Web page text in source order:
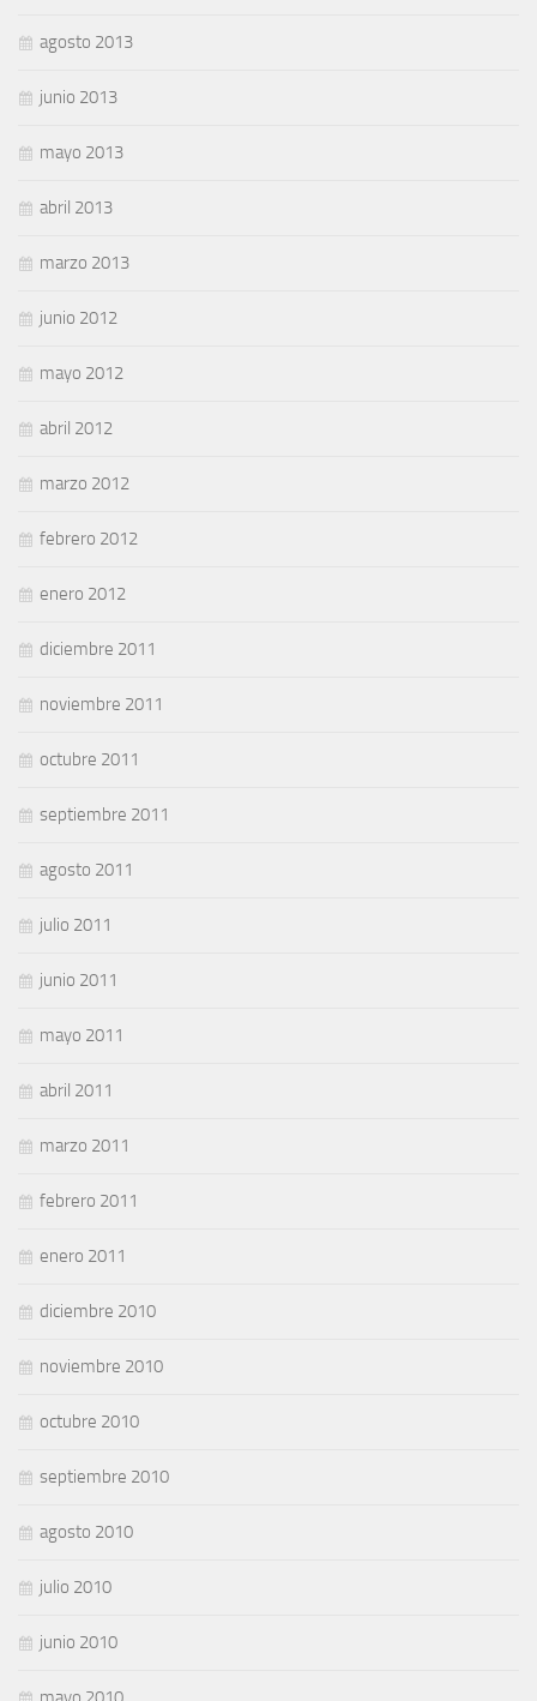
agosto 2013
junio 2013
mayo 2013
abril 2013
marzo 2013
junio 2012
mayo 2012
abril 2012
marzo 2012
febrero 2012
enero 2012
diciembre 2011
noviembre 2011
octubre 2011
septiembre 2011
agosto 2011
julio 2011
junio 2011
mayo 2011
abril 2011
marzo 2011
febrero 2011
enero 2011
diciembre 2010
noviembre 2010
octubre 2010
septiembre 2010
agosto 2010
julio 2010
junio 2010